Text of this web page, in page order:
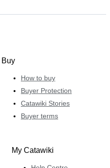
Buy
How to buy
Buyer Protection
Catawiki Stories
Buyer terms
My Catawiki